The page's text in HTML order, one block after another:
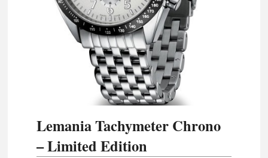
Lemania Tachymeter Chrono
– Limited Edition